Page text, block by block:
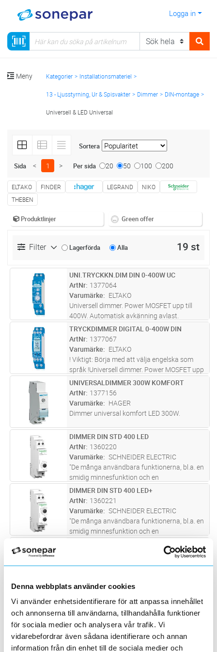
Denna webbplats använder cookies
Vi använder enhetsidentifierare för att anpassa innehållet
och annonserna till användarna, tillhandahålla funktioner
för sociala medier och analysera vår trafik. Vi
vidarebefordrar även sådana identifierare och annan
information från din enhet till de sociala medier och
Logga in
Meny Kategorier Installationsmateriel
13 - Ljusstyrning, Ur & Spisvakter Dimmer DIN-montage
Universell & LED Universal
Sortera
Sida < 1 > Per sida 20 50 100 200
ELTAKO FINDER LEGRAND
NIKO
THEBEN
Produktlinjer Green offer
Filter Lagerförda Alla 19 st
ST Lägg i kundvagn
UNI.TRYCKKN.DIM DIN 0-400W UC
ArtNr 1377064
Varumärke
ELTAKO
Universell dimmer. Power MOSFET upp till
400W. Automatisk avkänning avlast.
"Standby" förbrukning endast 0,1 watt.
Lägsta eller högsta ljusnivå
ochdimningshastighet kan ställas in. Med
barnkammar- oc...läs mer
ST Lägg i kundvagn
TRYCKDIMMER DIGITAL 0-400W DIN
ArtNr 1377067
Varumärke
ELTAKO
! Viktigt: Börja med att välja engelska som
språk !Universell dimmer. Power MOSFET upp
till 400W. Automatisk avkänning avlast.
"Standby" förbrukning endast 0,3 watt.
Lägsta och högsta ljusnivå samtdi
ST Lägg i kundvagn
UNIVERSALDIMMER 300W KOMFORT
ArtNr 1377156
Varumärke
HAGER
Dimmer universal komfort LED 300W.
ST Lägg i kundvagn
DIMMER DIN STD 400 LED
ArtNr 1360220
Varumärke
SCHNEIDER ELECTRIC
"De många användbara funktionerna, bl.a. en
smidig minnesfunktion och en
mjukstartsfunktion, ger dig och dina kunder
praktiska fördelar. Ingen minimilast krävs,
vilket innebär att dimrarna passar...läs mer
ST Lägg i kundvagn
DIMMER DIN STD 400 LED+
ArtNr 1360221
Varumärke
SCHNEIDER ELECTRIC
"De många användbara funktionerna, bl.a. en
smidig minnesfunktion och en
praktiska fördelar. Ingen minimilast krävs,
Varumärke ELTAKO
EUD12DK/800W-UC, Power MOSFET upp till
endast 0,2W. Med min och max ljus justering.
ST Lägg i kundvagn
UNIVERSALDIMMER DIMAX 532 PLUS
ArtNr
1360396
Varumärke THEBEN
Universaldimmer för R-, L- och C-laster med
lastidentifiering, Inställbar minsta ljusstyrka